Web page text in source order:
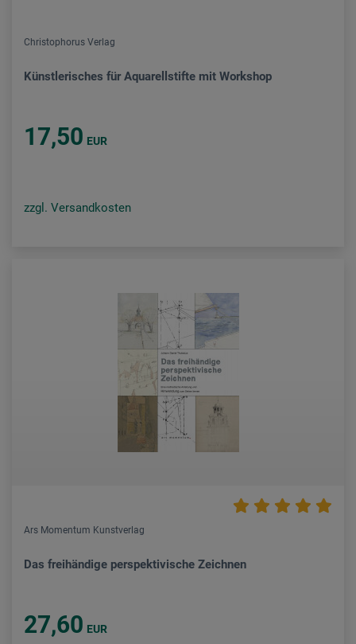
Christophorus Verlag
Künstlerisches für Aquarellstifte mit Workshop
17,50 EUR
zzgl. Versandkosten
Ars Momentum Kunstverlag
Das freihändige perspektivische Zeichnen
27,60 EUR